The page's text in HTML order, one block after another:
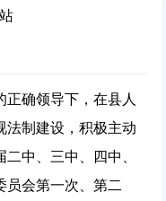
确领导下，在县人
法制建设，积极主动
中、三中、四中、
员会第一次、第二